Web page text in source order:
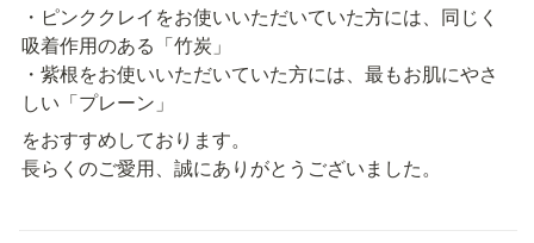
・ピンククレイをお使いいただいていた方には、同じく
吸着作用のある「竹炭」
・紫根をお使いいただいていた方には、最もお肌にやさ
しい「プレーン」
をおすすめしております。
長らくのご愛用、誠にありがとうございました。